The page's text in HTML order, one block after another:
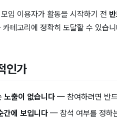
임 이용자가 활동을 시작하기 전
카테고리에 정확히 도달할 수 있습
인가
노출이 없습니다 — 참여하려면 반
간에 보입니다 — 참석 여부를 정하